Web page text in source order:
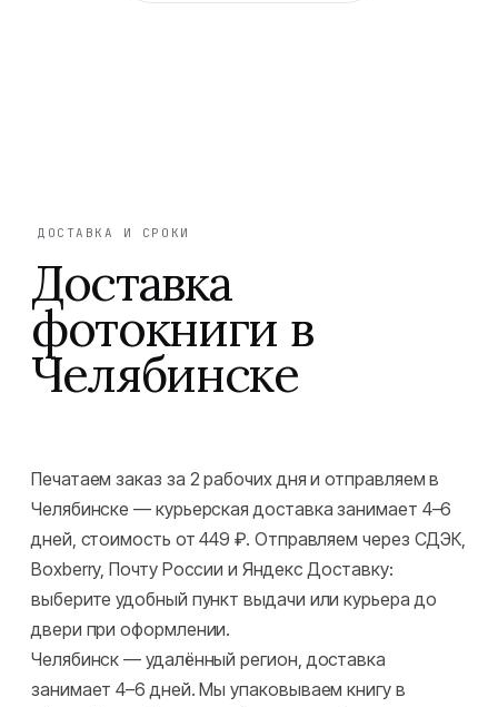
ДОСТАВКА И СРОКИ
Доставка
фотокниги в
Челябинске
Печатаем заказ за 2 рабочих дня и отправляем в
Челябинске — курьерская доставка занимает 4–6
дней, стоимость от 449 ₽. Отправляем через СДЭК,
Boxberry, Почту России и Яндекс Доставку:
выберите удобный пункт выдачи или курьера до
двери при оформлении.
Челябинск — удалённый регион, доставка
занимает 4–6 дней. Мы упаковываем книгу в